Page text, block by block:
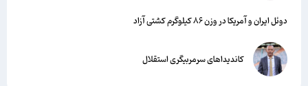
دوئل ایران و آمریکا در وزن ۸۶ کیلوگرم کشتی آزاد
کاندیداهای سرمربیگری استقلال